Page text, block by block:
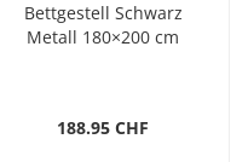
Bettgestell Schwarz
Metall 180×200 cm
188.95 CHF